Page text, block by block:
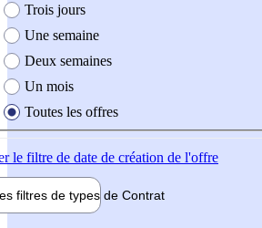
Trois jours
Une semaine
Deux semaines
Un mois
Toutes les offres
le filtre de date de création de l'offre
filtres de types de Contrat